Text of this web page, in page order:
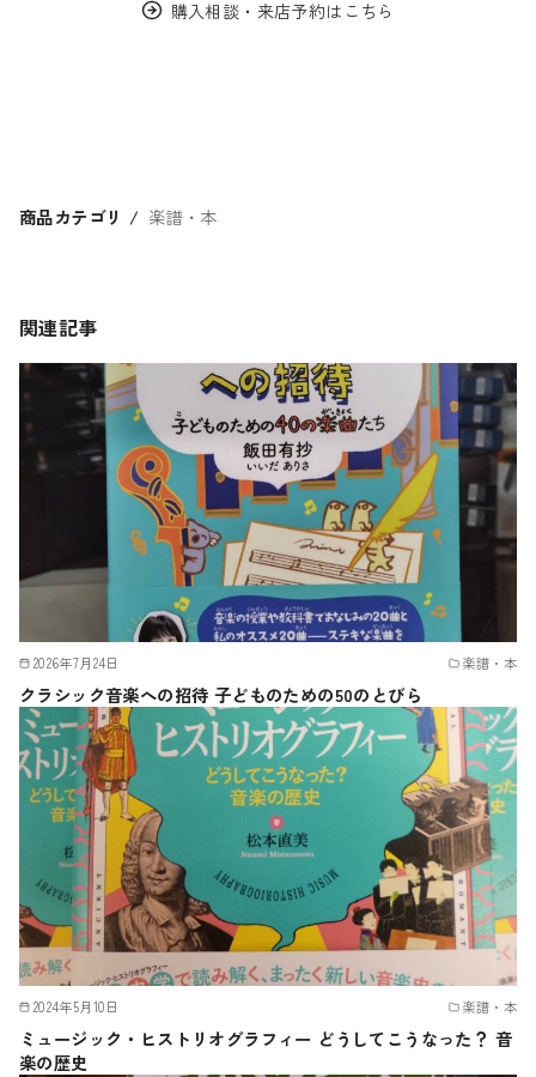
購入相談・来店予約はこちら
商品カテゴリ 楽譜・本
関連記事
2026年7月24日 楽譜・本
クラシック音楽への招待 子どものための50のとびら
2024年5月10日 楽譜・本
ミュージック・ヒストリオグラフィー どうしてこうなった？ 音
楽の歴史